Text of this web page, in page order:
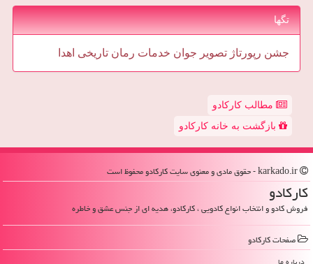
تگها
جشن رپورتاژ تصویر جوان خدمات رمان تاریخی اهدا
مطالب کارکادو
بازگشت به خانه کارکادو
كاركادو
فروش کادو و انتخاب انواع کادویی ، کارکادو، هدیه ای از جنس عشق و خاطره
صفحات كاركادو